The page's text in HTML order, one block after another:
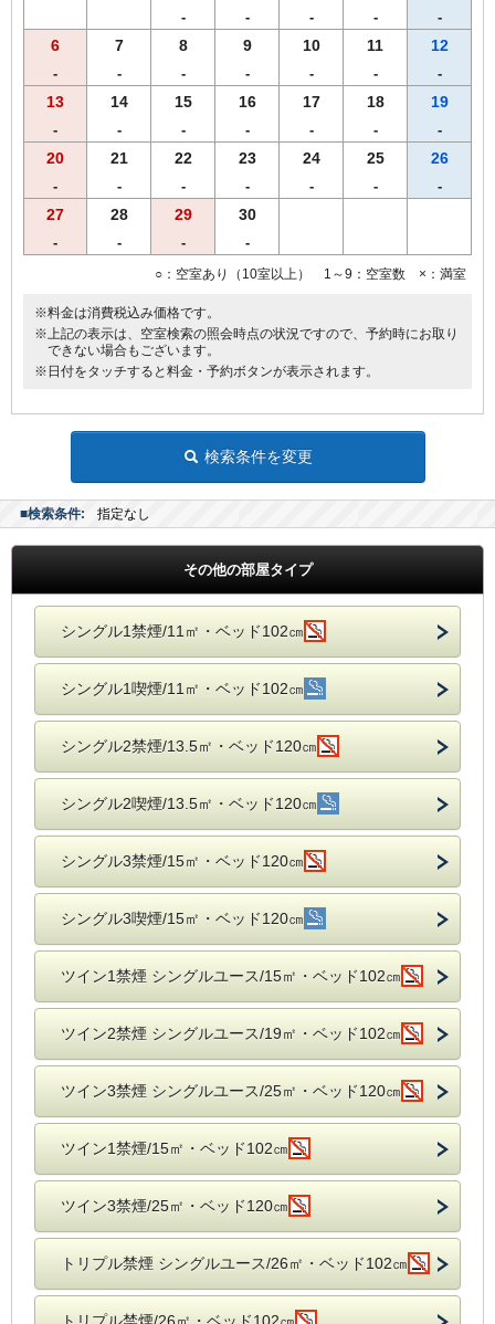
- - - - -
6
-
7
-
8
-
9
-
10
-
11
-
12
-
13
-
14
-
15
-
16
-
17
-
18
-
19
-
20
-
21
-
22
-
23
-
24
-
25
-
26
-
27
-
28
-
29
-
30
-
○：空室あり（10室以上） 1～9：空室数 ×：満室
※料金は消費税込み価格です。
※上記の表示は、空室検索の照会時点の状況ですので、予約時にお取り
できない場合もございます。
※日付をタッチすると料金・予約ボタンが表示されます。
検索条件を変更
■検索条件: 指定なし
その他の部屋タイプ
シングル1禁煙/11㎡・ベッド102㎝
シングル1喫煙/11㎡・ベッド102㎝
シングル2禁煙/13.5㎡・ベッド120㎝
シングル2喫煙/13.5㎡・ベッド120㎝
シングル3禁煙/15㎡・ベッド120㎝
シングル3喫煙/15㎡・ベッド120㎝
ツイン1禁煙 シングルユース/15㎡・ベッド102㎝
ツイン2禁煙 シングルユース/19㎡・ベッド102㎝
ツイン3禁煙 シングルユース/25㎡・ベッド120㎝
ツイン1禁煙/15㎡・ベッド102㎝
ツイン3禁煙/25㎡・ベッド120㎝
トリプル禁煙 シングルユース/26㎡・ベッド102㎝